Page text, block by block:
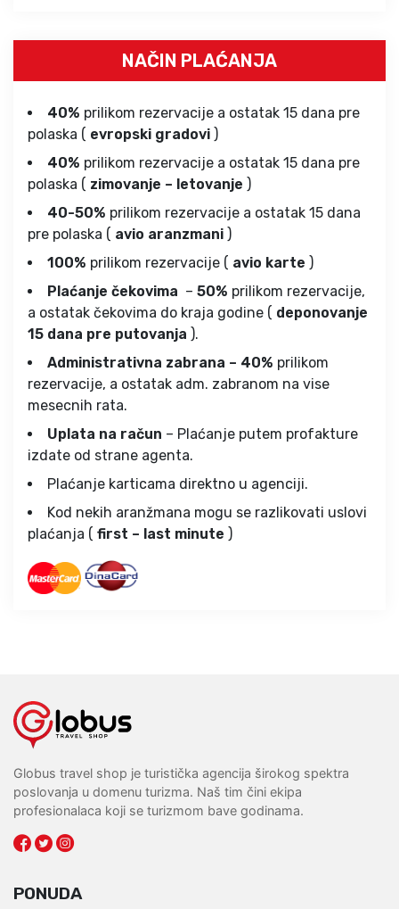
NAČIN PLAĆANJA
40% prilikom rezervacije a ostatak 15 dana pre
polaska ( evropski gradovi )
40% prilikom rezervacije a ostatak 15 dana pre
polaska ( zimovanje – letovanje )
40-50% prilikom rezervacije a ostatak 15 dana
pre polaska ( avio aranzmani )
100% prilikom rezervacije ( avio karte )
Plaćanje čekovima – 50% prilikom rezervacije,
a ostatak čekovima do kraja godine ( deponovanje
15 dana pre putovanja ).
Administrativna zabrana – 40% prilikom
rezervacije, a ostatak adm. zabranom na vise
mesecnih rata.
Uplata na račun – Plaćanje putem profakture
izdate od strane agenta.
Plaćanje karticama direktno u agenciji.
Kod nekih aranžmana mogu se razlikovati uslovi
plaćanja ( first – last minute )
Globus travel shop je turistička agencija širokog spektra
poslovanja u domenu turizma. Naš tim čini ekipa
profesionalaca koji se turizmom bave godinama.
PONUDA